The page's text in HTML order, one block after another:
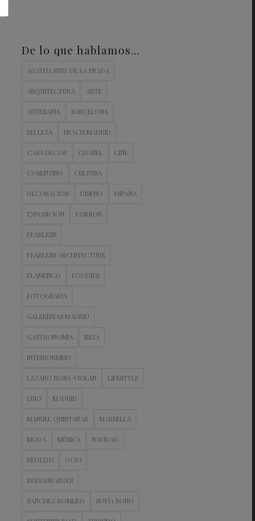
De lo que hablamos…
AGATHA RUIZ DE LA PRADA
ARQUITECTURA ARTE
ARTESANIA BARCELONA
BELLEZA BRACH MADRID
CASA DECOR CHANEL CINE
COSENTINO CULTURA
DECORACION DISEÑO ESPAÑA
EXPOSICIÓN FASHION
FEARLESS
FEARLESS ARCHITECTURE
FLAMENCO FOODIES
FOTOGRAFIA
GALERISTAS MADRID
GASTRONOMIA IBIZA
INTERIORISMO
LAZARO ROSA-VIOLAN LIFESTYLE
LUJO MADRID
MANUEL QUINTANAR MARBELLA
MODA MÚSICA NAVIDAD
NEOLITH OCIO
RESTAURANTES
SANCHEZ ROMERO SOFÍA BONO